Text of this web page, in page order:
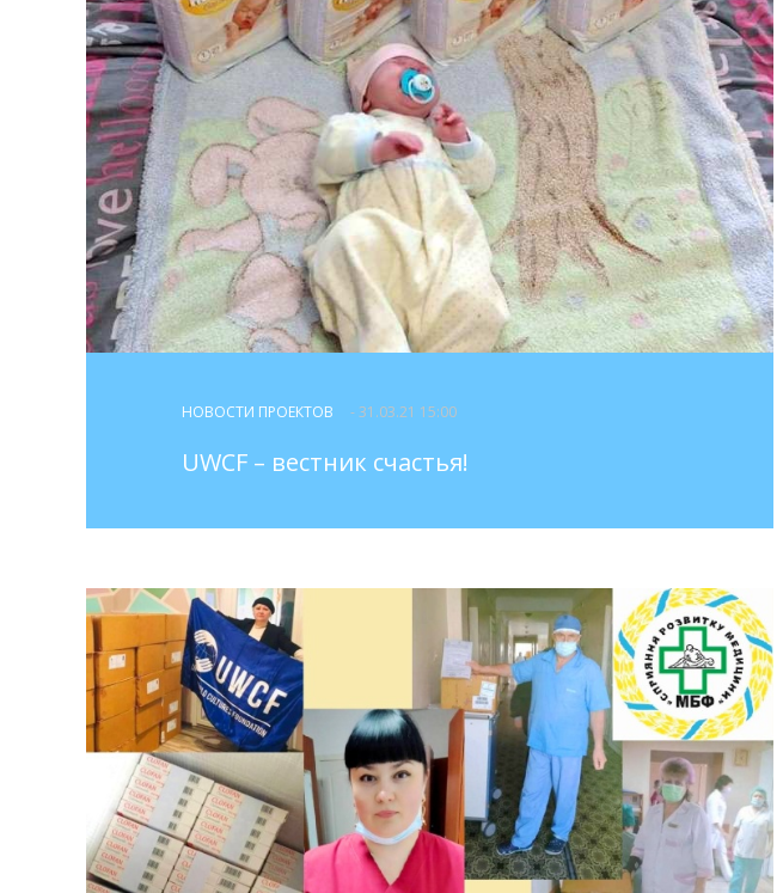
НОВОСТИ ПРОЕКТОВ - 31.03.21 15:00
UWCF – вестник счастья!